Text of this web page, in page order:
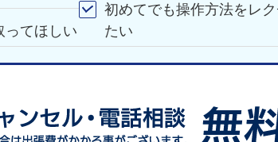
ってほしい
初めてでも操作方法をレ
たい